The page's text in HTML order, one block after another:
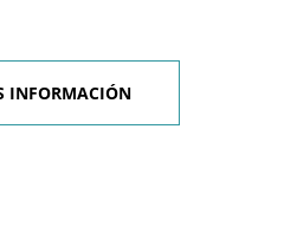
INFORMACIÓN